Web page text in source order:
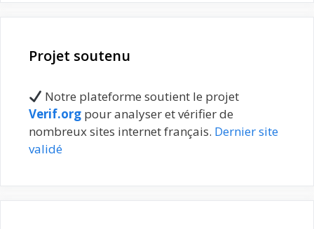
Projet soutenu
Notre plateforme soutient le projet
Verif.org pour analyser et vérifier de
nombreux sites internet français. Dernier site
validé